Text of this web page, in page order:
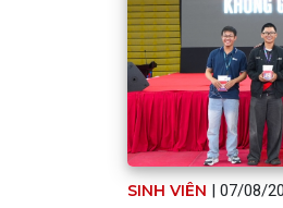
SINH VIÊN | 07/08/